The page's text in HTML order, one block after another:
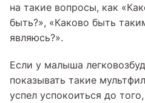
на такие вопросы, как
быть?», «Каково быть
являюсь?».
Если у малыша
показывать такие
успел успокоиться до